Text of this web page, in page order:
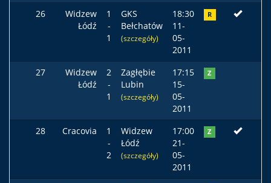
26
Widzew
Łódź
1
-
1
GKS
Bełchatów
(szczegóły)
18:30
11-
05-
2011
R
27
Widzew
Łódź
2
-
1
Zagłębie
Lubin
(szczegóły)
17:15
15-
05-
2011
Z
28 Cracovia
1
-
2
Widzew
Łódź
(szczegóły)
17:00
21-
05-
2011
Z